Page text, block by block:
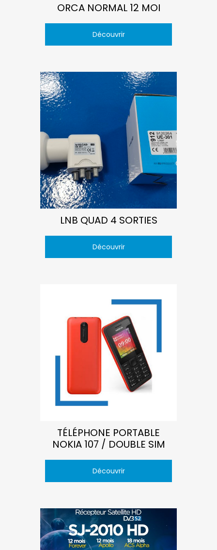
ORCA NORMAL 12 MOI
Découvrir
LNB QUAD 4 SORTIES
Découvrir
TÉLÉPHONE PORTABLE
NOKIA 107 / DOUBLE SIM
Découvrir